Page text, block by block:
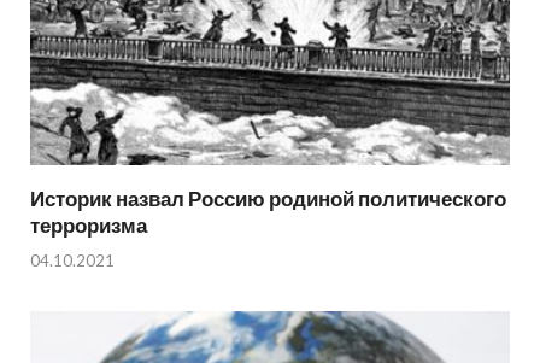
Историк назвал Россию родиной политического
терроризма
04.10.2021